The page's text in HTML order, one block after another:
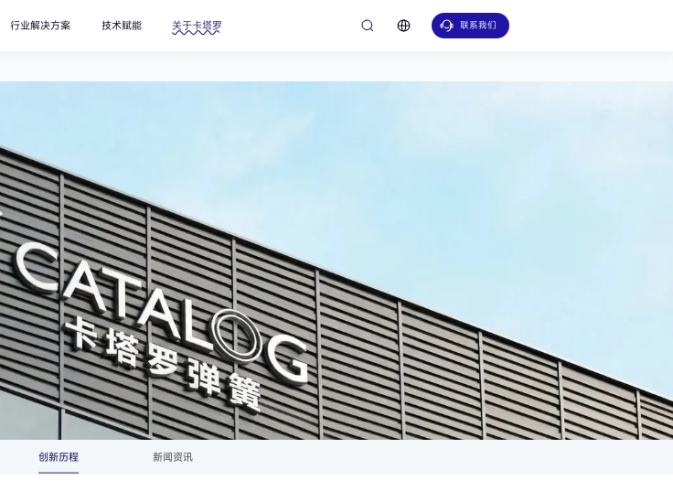
碟形弹簧
行业解决方案
航天解决方案 无源自力记忆合金温控阀
技术赋能 关于卡塔罗 联系我们
创新历程 新闻资讯